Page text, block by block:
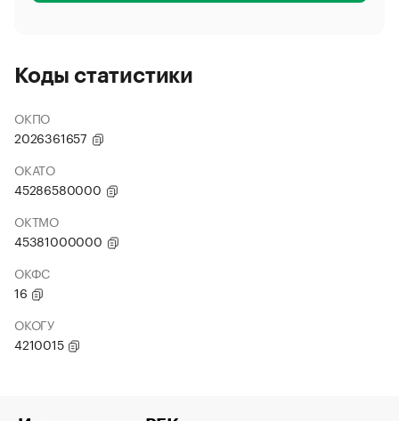
Коды статистики
ОКПО
2026361657
ОКАТО
45286580000
ОКТМО
45381000000
ОКФС
16
ОКОГУ
4210015